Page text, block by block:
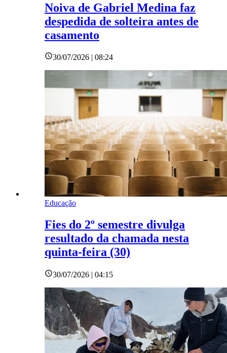
Noiva de Gabriel Medina faz
despedida de solteira antes de
casamento
30/07/2026 | 08:24
Educação
Fies do 2º semestre divulga
resultado da chamada nesta
quinta-feira (30)
30/07/2026 | 04:15